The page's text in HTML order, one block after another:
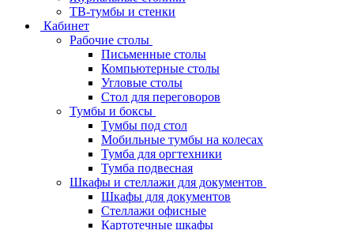
ТВ‑тумбы и стенки
Кабинет
Рабочие столы
Письменные столы
Компьютерные столы
Угловые столы
Стол для переговоров
Тумбы и боксы
Тумбы под стол
Мобильные тумбы на колесах
Тумба для оргтехники
Тумба подвесная
Шкафы и стеллажи для документов
Шкафы для документов
Стеллажи офисные
Картотечные шкафы